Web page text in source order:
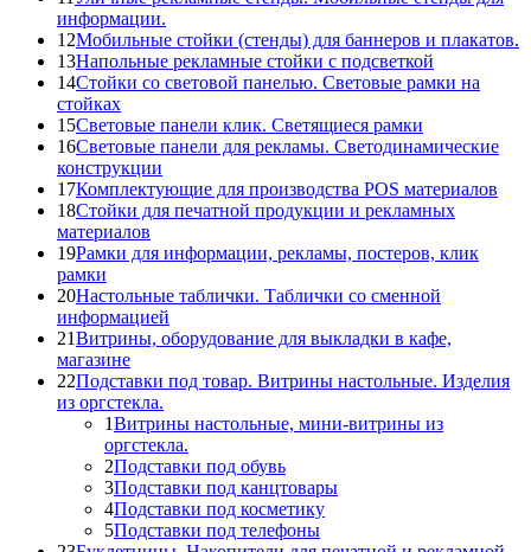
информации.
12Мобильные стойки (стенды) для баннеров и плакатов.
13Напольные рекламные стойки с подсветкой
14Стойки со световой панелью. Световые рамки на
стойках
15Световые панели клик. Светящиеся рамки
16Световые панели для рекламы. Светодинамические
конструкции
17Комплектующие для производства POS материалов
18Стойки для печатной продукции и рекламных
материалов
19Рамки для информации, рекламы, постеров, клик
рамки
20Настольные таблички. Таблички со сменной
информацией
21Витрины, оборудование для выкладки в кафе,
магазине
22Подставки под товар. Витрины настольные. Изделия
из оргстекла.
1Витрины настольные, мини-витрины из
оргстекла.
2Подставки под обувь
3Подставки под канцтовары
4Подставки под косметику
5Подставки под телефоны